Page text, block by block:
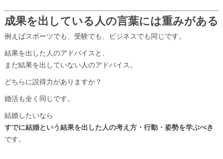
成果を出している人の言葉には重みがある
例えばスポーツでも、受験でも、ビジネスでも同じです。
結果を出した人のアドバイスと、
まだ結果を出していない人のアドバイス。
どちらに説得力がありますか？
婚活も全く同じです。
結婚したいなら
すでに結婚という結果を出した人の考え方・行動・姿勢を学ぶべき
です。